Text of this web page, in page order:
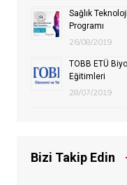
Sağlık
Programı
26/08/2019
TOBB ETÜ
Eğitimleri
28/07/2019
Bizi Takip Edin